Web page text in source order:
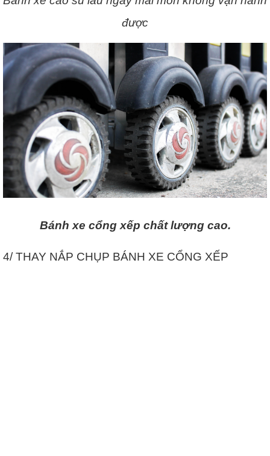
được
Bánh xe cổng xếp chất lượng cao.
4/ THAY NẮP CHỤP BÁNH XE CỔNG XẾP